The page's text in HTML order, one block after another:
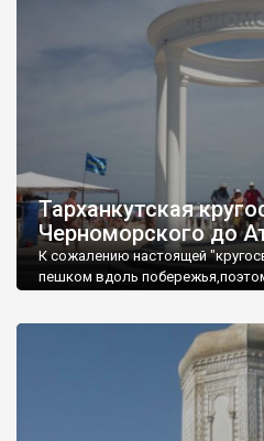
Тарханкутская
Черноморского до
К сожалению настоящей
пешком вдоль